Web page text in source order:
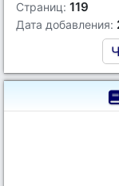
Страниц: 119
Дата добавления: